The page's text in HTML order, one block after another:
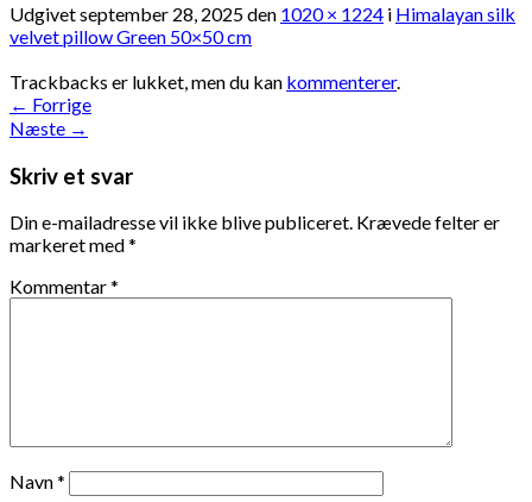
Udgivetseptember 28, 2025den 1020 × 1224 i Himalayan silk
velvet pillow Green 50×50 cm
Trackbacks er lukket, men du kan kommenterer.
← Forrige
Næste →
Skriv et svar
Din e-mailadresse vil ikke blive publiceret. Krævede felter er
markeret med*
Kommentar*
Navn*